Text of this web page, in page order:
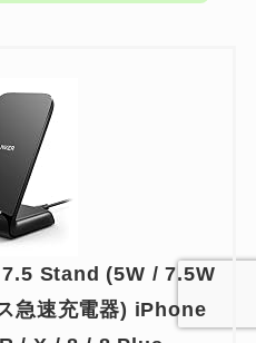
Stand (5W / 7.5W
急速充電器) iPhone